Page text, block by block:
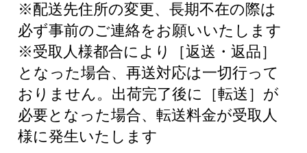
※配送先住所の変更、長期不在の際は
必ず事前のご連絡をお願いいたします
※受取人様都合により［返送・返品］
となった場合、再送対応は一切行って
おりません。出荷完了後に［転送］が
必要となった場合、転送料金が受取人
様に発生いたします